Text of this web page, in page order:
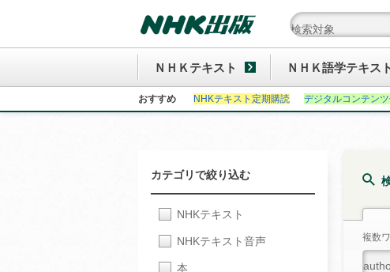
ＮＨＫテキスト ＮＨＫ語学テキス
おすすめ NHKテキスト定期購読 デジタルコンテン
複数
カテゴリで絞り込む
NHKテキスト
NHKテキスト音声
本